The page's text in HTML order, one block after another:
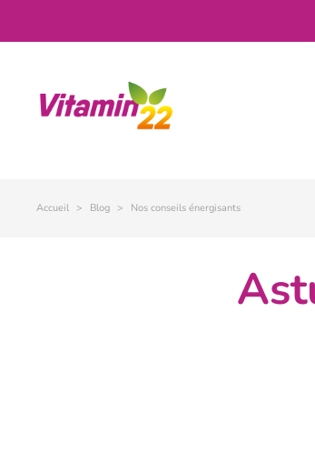
Accueil Blog Nos conseils énergisants
astuces naturelles pour lutter contre